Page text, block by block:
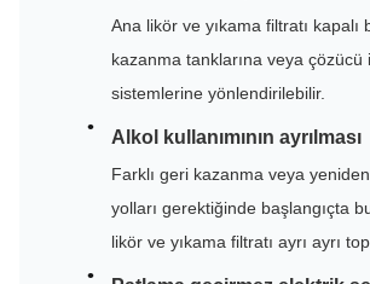
Ana likör ve yıkama filtratı
kazanma tanklarına veya çözücü
sistemlerine yönlendirilebilir.
Alkol kullanımının ayrılması
Farklı geri kazanma veya
yolları gerektiğinde başlangıçta
likör ve yıkama filtratı ayrı ayrı